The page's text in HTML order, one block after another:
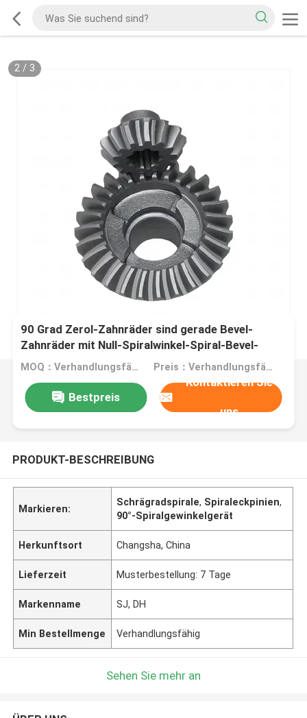
2/ 3
90 Grad Zerol-Zahnräder sind gerade Bevel-
Zahnräder mit Null-Spiralwinkel-Spiral-Bevel-
Pinion
MOQ：Verhandlungsfähig Preis：Verhandlungsfähig
Bestpreis
Kontaktieren Sie
uns
PRODUKT-BESCHREIBUNG
Markieren:
Schrägradspirale, Spiraleckpinien,
90°-Spiralgewinkelgerät
Herkunftsort Changsha, China
Lieferzeit Musterbestellung: 7 Tage
Markenname SJ, DH
Min Bestellmenge Verhandlungsfähig
Sehen Sie mehr an